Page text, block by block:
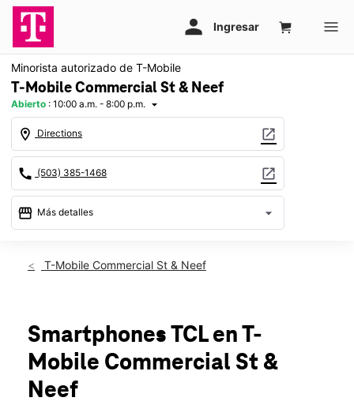
Minorista autorizado de T-Mobile
T-Mobile Commercial St & Neef
Abierto : 10:00 a.m. - 8:00 p.m. arrow_drop_down
location_on Directions open_in_new
call (503) 385-1468 open_in_new
storefront Más detalles arrow_drop_down
Jue.:10:00 a.m. a 8:00 p.m.
Lun.:10:00 a.m. a 8:00 p.m.
Mar.: 10:00 a.m. a 8:00 p.m.
Mié.: 10:00 a.m. a 8:00 p.m.
3405 Commercial St SE Ste 140 Salem, OR 97302
T-Mobile Commercial St & Neef
Smartphones TCLen T-
Mobile Commercial St &
Neef